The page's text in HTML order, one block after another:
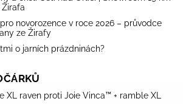
novorozence v roce 2026 – průvodce
ze Žirafy
o jarních prázdninách?
XL raven proti Joie Vinca™ + ramble XL